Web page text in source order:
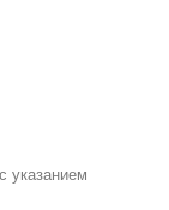
указанием